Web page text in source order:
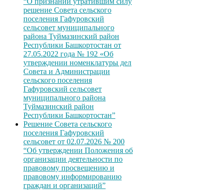
решение Совета сельского
поселения Гафуровский
сельсовет муниципального
района Туймазинский район
Республики Башкортостан от
27.05.2022 года № 192 «Об
утверждении номенклатуры дел
Совета и Администрации
сельского поселения
Гафуровский сельсовет
муниципального района
Туймазинский район
Республики Башкортостан”
Решение Совета сельского
поселения Гафуровский
сельсовет от 02.07.2026 № 200
“Об утверждении Положения об
организации деятельности по
правовому просвещению и
правовому информированию
граждан и организаций”